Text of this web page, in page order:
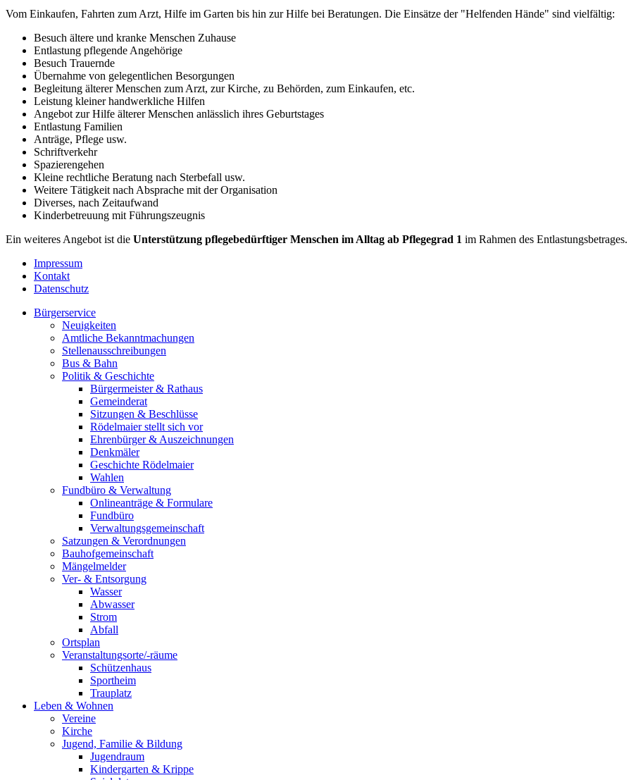
Vom Einkaufen, Fahrten zum Arzt, Hilfe im Garten bis hin zur Hilfe bei Beratungen. Die Einsätze der "Helfenden Hände" sind vielfältig:
Besuch ältere und kranke Menschen Zuhause
Entlastung pflegende Angehörige
Besuch Trauernde
Übernahme von gelegentlichen Besorgungen
Begleitung älterer Menschen zum Arzt, zur Kirche, zu Behörden, zum Einkaufen, etc.
Leistung kleiner handwerkliche Hilfen
Angebot zur Hilfe älterer Menschen anlässlich ihres Geburtstages
Entlastung Familien
Anträge, Pflege usw.
Schriftverkehr
Spazierengehen
Kleine rechtliche Beratung nach Sterbefall usw.
Weitere Tätigkeit nach Absprache mit der Organisation
Diverses, nach Zeitaufwand
Kinderbetreuung mit Führungszeugnis
Ein weiteres Angebot ist die Unterstützung pflegebedürftiger Menschen im Alltag ab Pflegegrad 1 im Rahmen des Entlastungsbetrages.
Impressum
Kontakt
Datenschutz
Bürgerservice
Neuigkeiten
Amtliche Bekanntmachungen
Stellenausschreibungen
Bus & Bahn
Politik & Geschichte
Bürgermeister & Rathaus
Gemeinderat
Sitzungen & Beschlüsse
Rödelmaier stellt sich vor
Ehrenbürger & Auszeichnungen
Denkmäler
Geschichte Rödelmaier
Wahlen
Fundbüro & Verwaltung
Onlineanträge & Formulare
Fundbüro
Verwaltungsgemeinschaft
Satzungen & Verordnungen
Bauhofgemeinschaft
Mängelmelder
Ver- & Entsorgung
Wasser
Abwasser
Strom
Abfall
Ortsplan
Veranstaltungsorte/-räume
Schützenhaus
Sportheim
Trauplatz
Leben & Wohnen
Vereine
Kirche
Jugend, Familie & Bildung
Jugendraum
Kindergarten & Krippe